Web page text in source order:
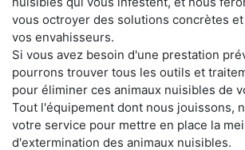
vous octroyer des solutions concrètes
vos envahisseurs.
Si vous avez besoin d'une prestation
pourrons trouver tous les outils et
pour éliminer ces animaux nuisibles de
Tout l'équipement dont nous jouissons,
votre service pour mettre en place la
d'extermination des animaux nuisibles.